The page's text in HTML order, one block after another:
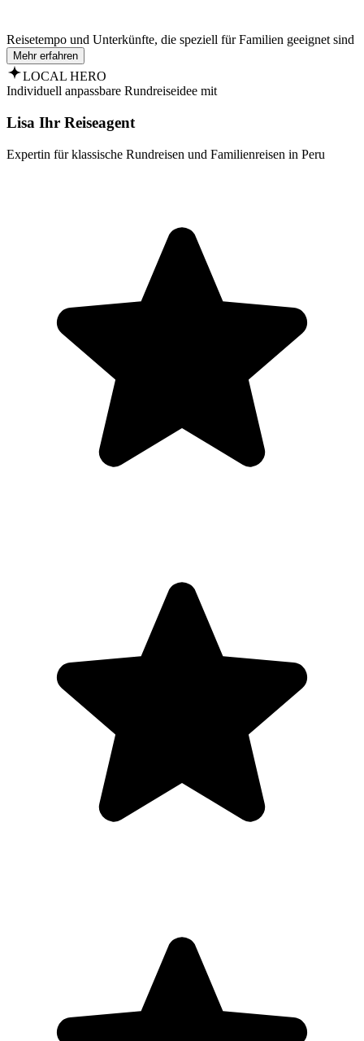
Reisetempo und Unterkünfte, die speziell für Familien geeignet sind
Mehr erfahren
LOCAL HERO
Individuell anpassbare Rundreiseidee mit
Lisa Ihr Reiseagent
Expertin für klassische Rundreisen und Familienreisen in Peru